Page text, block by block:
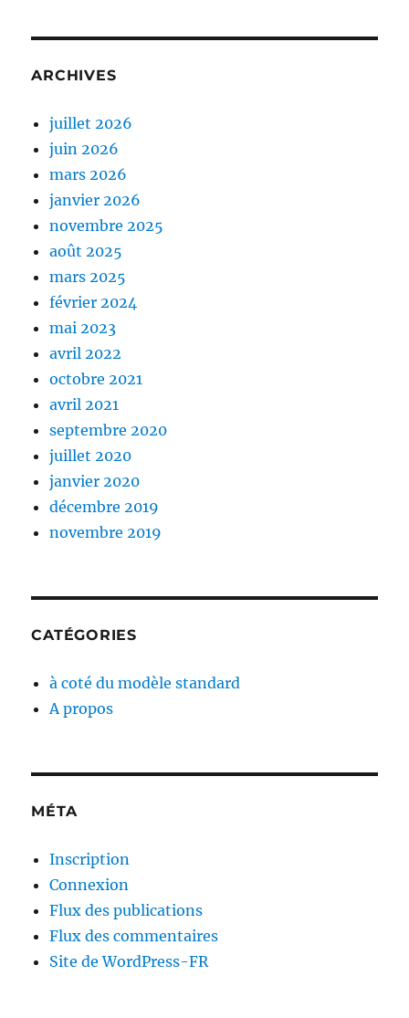
ARCHIVES
juillet 2026
juin 2026
mars 2026
janvier 2026
novembre 2025
août 2025
mars 2025
février 2024
mai 2023
avril 2022
octobre 2021
avril 2021
septembre 2020
juillet 2020
janvier 2020
décembre 2019
novembre 2019
CATÉGORIES
à coté du modèle standard
A propos
MÉTA
Inscription
Connexion
Flux des publications
Flux des commentaires
Site de WordPress-FR